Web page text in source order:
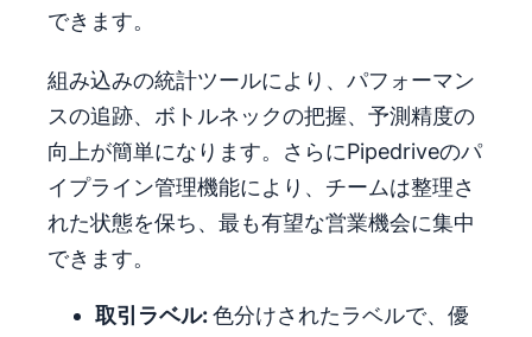
できます。
組み込みの統計ツールにより、パフォーマン
スの追跡、ボトルネックの把握、予測精度の
向上が簡単になります。さらにPipedriveのパ
イプライン管理機能により、チームは整理さ
れた状態を保ち、最も有望な営業機会に集中
できます。
取引ラベル:色分けされたラベルで、優